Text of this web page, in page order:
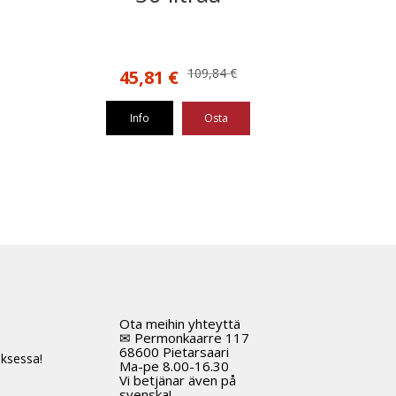
109,84€
Alkuperäinen
109,84 €.
45,81 €Nykyinen
45,81 €.
Info Osta
Ota meihin yhteyttä
✉ Permonkaarre 117
68600 Pietarsaari
Ma-pe 8.00-16.30
Vi betjänar även på